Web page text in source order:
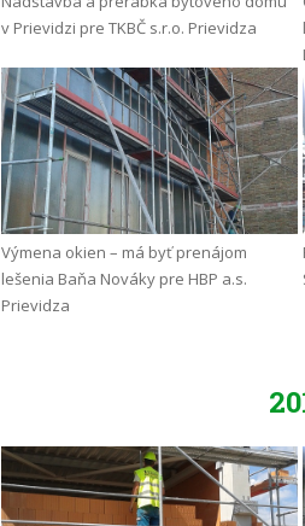
v Prievidzi pre TKBČ s.r.o. Prievidza
Výmena okien – má byť prenájom
lešenia Baňa Nováky pre HBP a.s.
Prievidza